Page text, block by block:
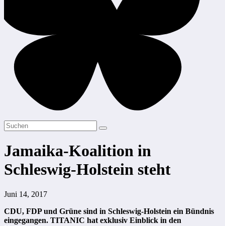
Jamaika-Koalition in
Schleswig-Holstein steht
Juni 14, 2017
CDU, FDP und Grüne sind in Schleswig-Holstein ein Bündnis
eingegangen. TITANIC hat exklusiv Einblick in den